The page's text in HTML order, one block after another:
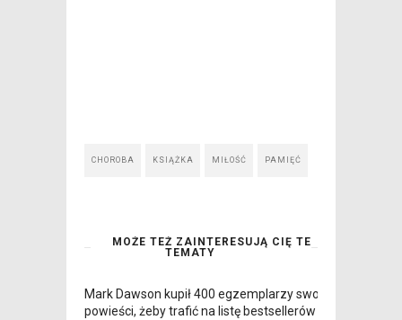
CHOROBA KSIĄŻKA MIŁOŚĆ PAMIĘĆ
MOŻE TEŻ ZAINTERESUJĄ CIĘ TE
TEMATY
Mark Dawson kupił 400 egzemplarzy swojej
powieści, żeby trafić na listę bestsellerów